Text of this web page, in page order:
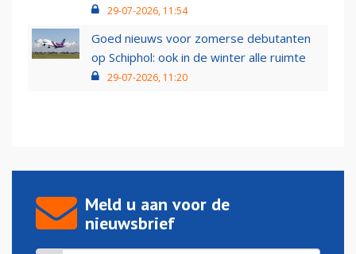
29-07-2026, 11:54
Goed nieuws voor zomerse debutanten
op Schiphol: ook in de winter alle ruimte
29-07-2026, 11:20
Meld u aan voor de
nieuwsbrief